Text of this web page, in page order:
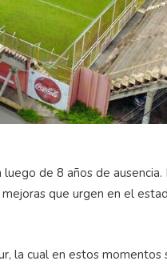
de 8 años de
que urgen en el
la cual en estos momentos